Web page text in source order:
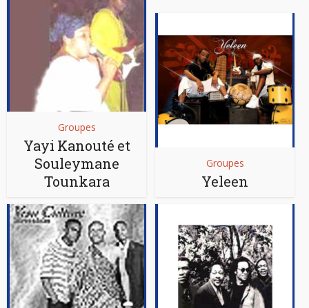
Groupes
Yayi Kanouté et
Souleymane
Tounkara
Groupes
Yeleen